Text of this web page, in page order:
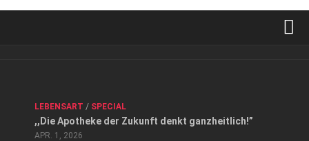
Datenschutzerklärung
Top Magazin Dresden / Ostsachsen
LEBENSART / SPECIAL
,,Die Apotheke der Zukunft denkt ganzheitlich!”
APR. 1, 2026